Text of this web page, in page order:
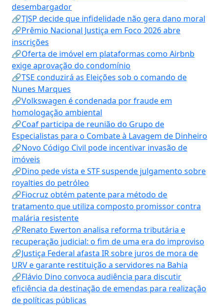
desembargador
🔗TJSP decide que infidelidade não gera dano moral
🔗Prêmio Nacional Justiça em Foco 2026 abre
inscrições
🔗Oferta de imóvel em plataformas como Airbnb
exige aprovação do condomínio
🔗TSE conduzirá as Eleições sob o comando de
Nunes Marques
🔗Volkswagen é condenada por fraude em
homologação ambiental
🔗Coaf participa de reunião do Grupo de
Especialistas para o Combate à Lavagem de Dinheiro
🔗Novo Código Civil pode incentivar invasão de
imóveis
🔗Dino pede vista e STF suspende julgamento sobre
royalties do petróleo
🔗Fiocruz obtém patente para método de
tratamento que utiliza composto promissor contra
malária resistente
🔗Renato Ewerton analisa reforma tributária e
recuperação judicial: o fim de uma era do improviso
🔗Justiça Federal afasta IR sobre juros de mora de
URV e garante restituição a servidores na Bahia
🔗Flávio Dino convoca audiência para discutir
eficiência da destinação de emendas para realização
de políticas públicas